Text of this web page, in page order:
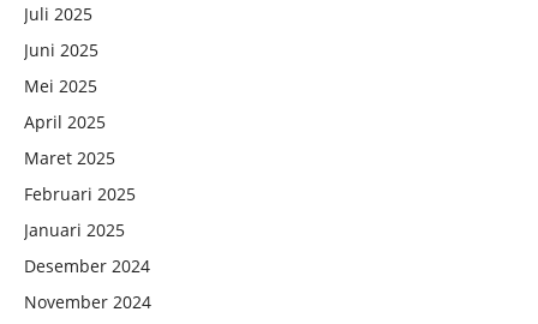
Juli 2025
Juni 2025
Mei 2025
April 2025
Maret 2025
Februari 2025
Januari 2025
Desember 2024
November 2024